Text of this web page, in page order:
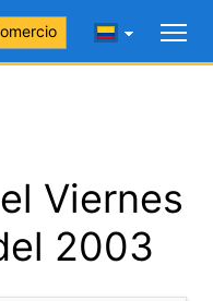
Viernes
2003